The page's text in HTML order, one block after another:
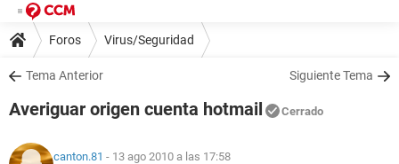
Foros Virus/Seguridad
Tema Anterior Siguiente Tema
Averiguar origen cuenta hotmail Cerrado
canton.81 - 13 ago 2010 a las 17:58